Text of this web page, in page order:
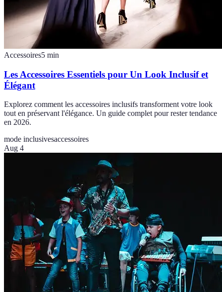
Accessoires5 min
Les Accessoires Essentiels pour Un Look Inclusif et
Élégant
Explorez comment les accessoires inclusifs transforment votre look
tout en préservant l'élégance. Un guide complet pour rester tendance
en 2026.
mode inclusivesaccessoires
Aug 4